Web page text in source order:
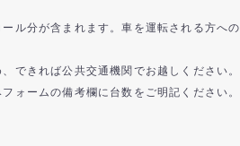
ール分が含まれます。車を運転される方への
できれば公共交通機関でお越しください。
ォームの備考欄に台数をご明記ください。